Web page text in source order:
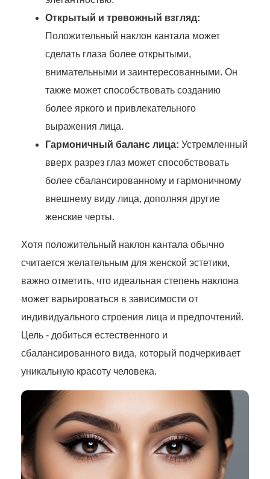
Открытый и тревожный взгляд:
Положительный наклон кантала может
сделать глаза более открытыми,
внимательными и заинтересованными. Он
также может способствовать созданию
более яркого и привлекательного
выражения лица.
Гармоничный баланс лица: Устремленный
вверх разрез глаз может способствовать
более сбалансированному и гармоничному
внешнему виду лица, дополняя другие
женские черты.
Хотя положительный наклон кантала обычно
считается желательным для женской эстетики,
важно отметить, что идеальная степень наклона
может варьироваться в зависимости от
индивидуального строения лица и предпочтений.
Цель - добиться естественного и
сбалансированного вида, который подчеркивает
уникальную красоту человека.